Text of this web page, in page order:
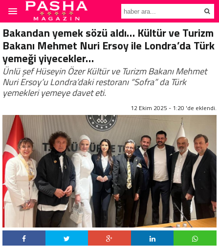
Bakandan yemek sözü aldı… Kültür ve Turizm
Bakanı Mehmet Nuri Ersoy ile Londra’da Türk
yemeği yiyecekler…
Ünlü şef Hüseyin Özer Kültür ve Turizm Bakanı Mehmet
Nuri Ersoy’u Londra’daki restoranı “Sofra” da Türk
yemekleri yemeye davet eti.
12 Ekim 2025 - 1:20 'de eklendi.